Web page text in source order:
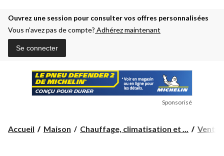
Ouvrez une session pour consulter vos offres personnalisées
Vous n’avez pas de compte? Adhérez maintenant
Se connecter
Sponsorisé
Accueil Maison Chauffage, climatisation et ...